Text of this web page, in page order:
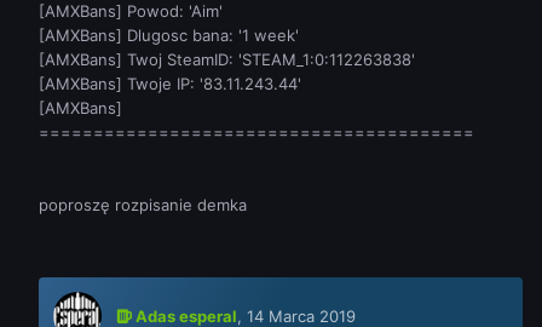
[AMXBans] Powod: 'Aim'
[AMXBans] Dlugosc bana: '1 week'
[AMXBans] Twoj SteamID: 'STEAM_1:0:112263838'
[AMXBans] Twoje IP: '83.11.243.44'
[AMXBans]
========================================
poproszę rozpisanie demka
Adas esperal, 14 Marca 2019